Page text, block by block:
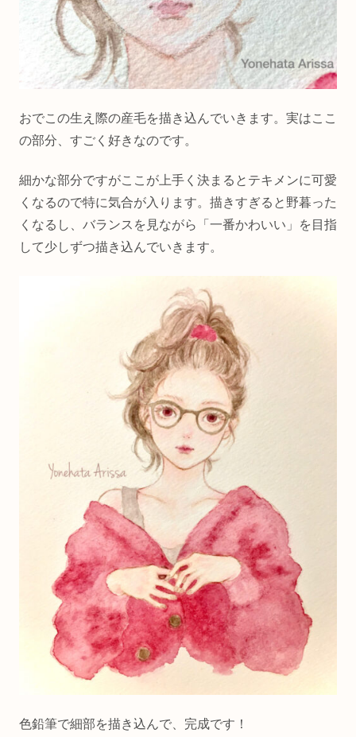
おでこの生え際の産毛を描き込んでいきます。実はここ
の部分、すごく好きなのです。
細かな部分ですがここが上手く決まるとテキメンに可愛
くなるので特に気合が入ります。描きすぎると野暮った
くなるし、バランスを見ながら「一番かわいい」を目指
して少しずつ描き込んでいきます。
色鉛筆で細部を描き込んで、完成です！